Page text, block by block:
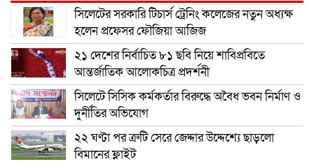
সিলেটের সরকারি টিচার্স ট্রেনিং কলেজের নতুন অধ্যক্ষ
হলেন প্রফেসর ফৌজিয়া আজিজ
২১ দেশের নির্বাচিত ৮১ ছবি নিয়ে শাবিপ্রবিতে
আন্তর্জাতিক আলোকচিত্র প্রদর্শনী
সিলেটে সিসিক কর্মকর্তার বিরুদ্ধে অবৈধ ভবন নির্মাণ ও
দুর্নীতির অভিযোগ
২২ ঘণ্টা পর ত্রুটি সেরে জেদ্দার উদ্দেশ্যে ছাড়লো
বিমানের ফ্লাইট